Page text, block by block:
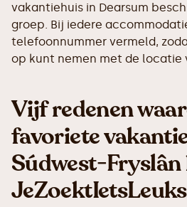
vakantiehuis in Dearsum
groep. Bij iedere
telefoonnummer vermeld,
op kunt nemen met de locatie
Vijf redenen
favoriete
Súdwest-